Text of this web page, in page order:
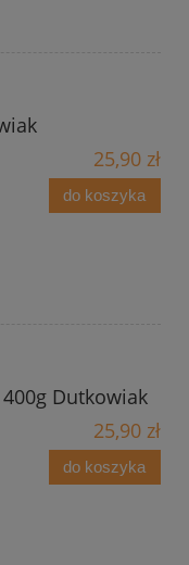
25,90 zł
do koszyka
400g Dutkowiak
25,90 zł
do koszyka